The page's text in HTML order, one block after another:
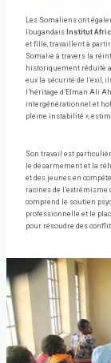
Les Somaliens ont
l’ougandais Institut
et fille, travaillent à
Somalie à travers la
historiquement réduite
eux la sécurité de l’exil,
l’héritage d’Elman Ali
intergénérationnel et
pleine instabilité »,
Son travail est
le désarmement et la
et des jeunes en
racines de l’extrémisme
comprend le soutien
professionnelle et le
pour résoudre des